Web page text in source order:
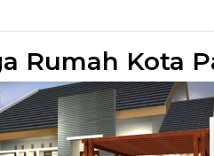
Rumah Kota